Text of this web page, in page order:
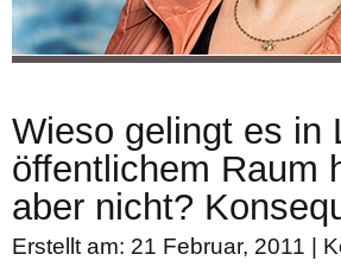
Wieso gelingt es in
öffentlichem Raum
aber nicht?
Erstellt am: 21 Februar, 2011 |